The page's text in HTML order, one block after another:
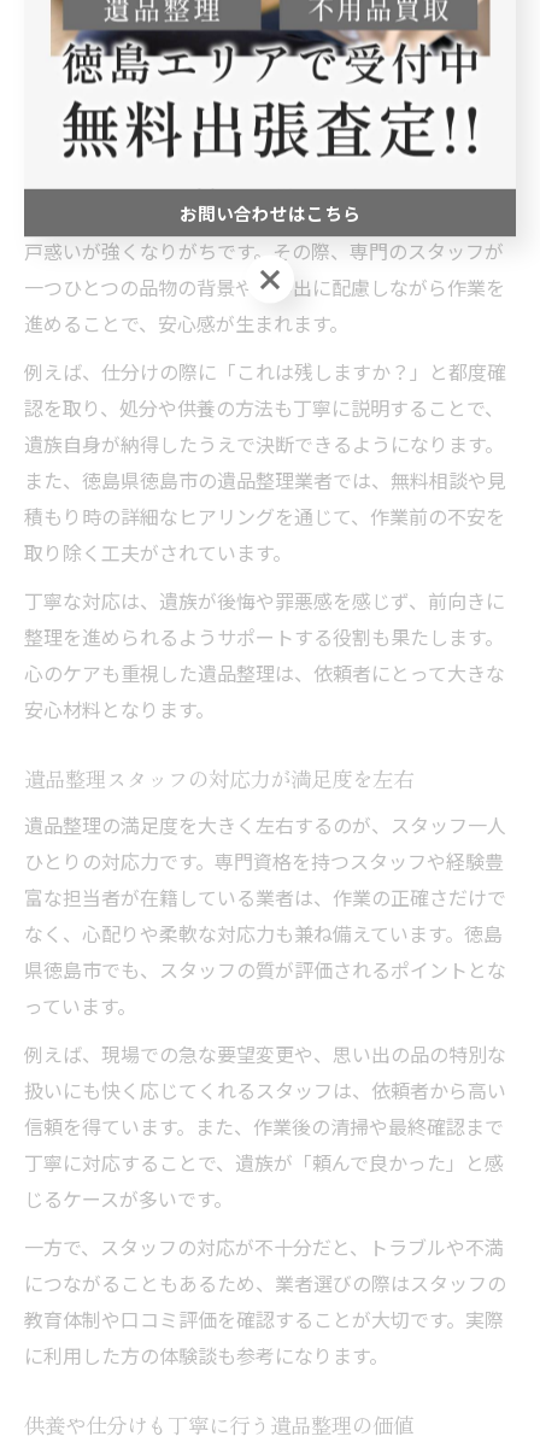
の評価を確認することが重要です。
丁寧な遺品整理で心の負担が軽減される仕組み
遺品整理は精神的な負担が大きい作業ですが、丁寧なサ
す。特に遺族が初めて遺品整理を経験する場合、不安や
戸惑いが強くなりがちです。その際、専門のスタッフが
一つひとつの品物の背景や思い出に配慮しながら作業を
進めることで、安心感が生まれます。
例えば、仕分けの際に「これは残しますか？」と都度確
認を取り、処分や供養の方法も丁寧に説明することで、
遺族自身が納得したうえで決断できるようになります。
また、徳島県徳島市の遺品整理業者では、無料相談や見
積もり時の詳細なヒアリングを通じて、作業前の不安を
取り除く工夫がされています。
丁寧な対応は、遺族が後悔や罪悪感を感じず、前向きに
整理を進められるようサポートする役割も果たします。
心のケアも重視した遺品整理は、依頼者にとって大きな
安心材料となります。
遺品整理スタッフの対応力が満足度を左右
遺品整理の満足度を大きく左右するのが、スタッフ一人
ひとりの対応力です。専門資格を持つスタッフや経験豊
富な担当者が在籍している業者は、作業の正確さだけで
なく、心配りや柔軟な対応力も兼ね備えています。徳島
県徳島市でも、スタッフの質が評価されるポイントとな
っています。
例えば、現場での急な要望変更や、思い出の品の特別な
扱いにも快く応じてくれるスタッフは、依頼者から高い
信頼を得ています。また、作業後の清掃や最終確認まで
丁寧に対応することで、遺族が「頼んで良かった」と感
じるケースが多いです。
一方で、スタッフの対応が不十分だと、トラブルや不満
につながることもあるため、業者選びの際はスタッフの
教育体制や口コミ評価を確認することが大切です。実際
に利用した方の体験談も参考になります。
供養や仕分けも丁寧に行う遺品整理の価値
お問い合わせはこちら
お問い合わせはこちら